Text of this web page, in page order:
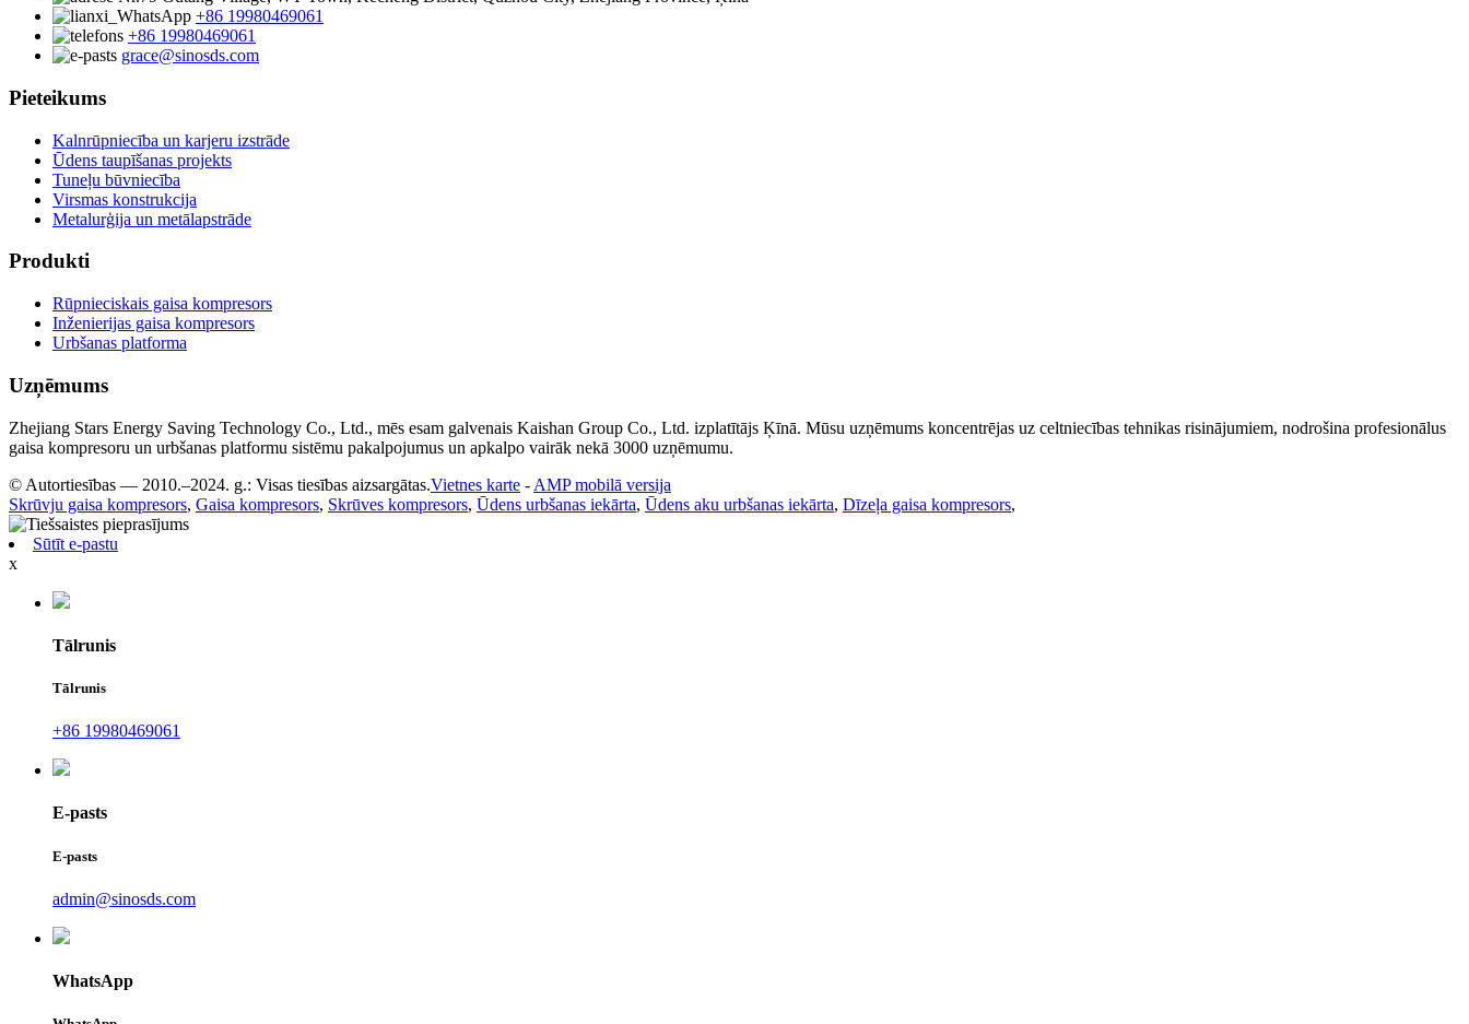
+86 19980469061
+86 19980469061
grace@sinosds.com
Pieteikums
Kalnrūpniecība un karjeru izstrāde
Ūdens taupīšanas projekts
Tuneļu būvniecība
Virsmas konstrukcija
Metalurģija un metālapstrāde
Produkti
Rūpnieciskais gaisa kompresors
Inženierijas gaisa kompresors
Urbšanas platforma
Uzņēmums
Zhejiang Stars Energy Saving Technology Co., Ltd., mēs esam galvenais Kaishan Group Co., Ltd. izplatītājs Ķīnā. Mūsu uzņēmums koncentrējas uz celtniecības tehnikas risinājumiem, nodrošina profesionālus
gaisa kompresoru un urbšanas platformu sistēmu pakalpojumus un apkalpo vairāk nekā 3000 uzņēmumu.
© Autortiesības — 2010.–2024. g.: Visas tiesības aizsargātas.Vietnes karte - AMP mobilā versija
Skrūvju gaisa kompresors, Gaisa kompresors, Skrūves kompresors, Ūdens urbšanas iekārta, Ūdens aku urbšanas iekārta, Dīzeļa gaisa kompresors,
Sūtīt e-pastu
x
Tālrunis
Tālrunis
+86 19980469061
E-pasts
E-pasts
admin@sinosds.com
WhatsApp